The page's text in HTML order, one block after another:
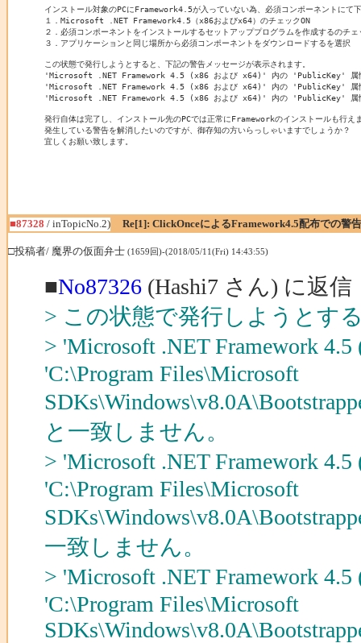
インストール対象のPCにFramework4.5が入っていない為、必須コンポーネントにて
１．Microsoft .NET Framework4.5（x86およびx64）のチェックON
２．必須コンポーネントをインストールするセットアッププログラムを作成するのチェ
３．アプリケーションと同じ場所から必須コンポーネントをダウンロードするを選択
この状態で発行しようとすると、下記の警告メッセージが表示されます。
'Microsoft .NET Framework 4.5 (x86 および x64)' 内の 'PublicKey' 属性
'Microsoft .NET Framework 4.5 (x86 および x64)' 内の 'PublicKey' 属
'Microsoft .NET Framework 4.5 (x86 および x64)' 内の 'PublicKey' 属
発行自体は完了し、インストール先のPCでは正常にFrameworkのインストールも行え
発生している警告を解消したいのですが、御存知の方いらっしゃいますでしょうか？
宜しくお願い致します。
■87328 / inTopicNo.2) Re[1]: ClickOnceによるFramework4.5配布での警告
□投稿者/ 魔界の仮面弁士 (1659回)-(2018/05/11(Fri) 14:43:55)
■No87326 (Hashi7 さん) に返信
> この状態で発行しようとす
> 'Microsoft .NET Framework
'C:\Program Files\Microsoft
と一致しません。
> 'Microsoft .NET Framework
'C:\Program Files\Microsoft
一致しません。
> 'Microsoft .NET Framework
'C:\Program Files\Microsoft